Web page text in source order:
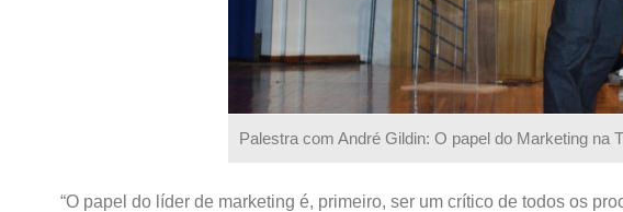
Palestra com André Gildin: O papel do Marketing na
“O papel do líder de marketing é, primeiro, ser um crítico de todos os